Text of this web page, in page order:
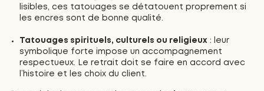
lisibles, ces tatouages se détatouent proprement si
les encres sont de bonne qualité.
Tatouages spirituels, culturels ou religieux : leur
symbolique forte impose un accompagnement
respectueux. Le retrait doit se faire en accord avec
l’histoire et les choix du client.